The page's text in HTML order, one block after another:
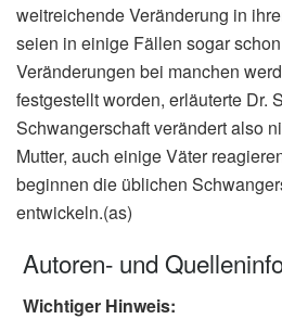
weitreichende Veränderung in
seien in einige Fällen sogar
Veränderungen bei manchen
festgestellt worden, erläuterte Dr.
Schwangerschaft verändert also
Mutter, auch einige Väter
beginnen die üblichen
entwickeln.(as)
Autoren- und
Wichtiger Hinweis: